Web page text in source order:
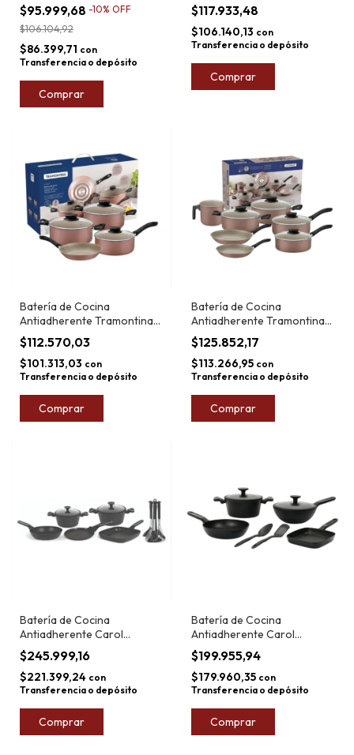
$95.999,68 -10% OFF
$106.104,92
$86.399,71 con
Transferencia o depósito
Comprar
Linz 10pz
$117.933,48
$106.140,13 con
Transferencia o depósito
Comprar
Batería de Cocina
Antiadherente Tramontina
Linz 7pz
$112.570,03
$101.313,03 con
Transferencia o depósito
Comprar
Batería de Cocina
Antiadherente Tramontina
Linz 11pz
$125.852,17
$113.266,95 con
Transferencia o depósito
Comprar
Batería de Cocina
Antiadherente Carol
Granito 14pz
$245.999,16
$221.399,24 con
Transferencia o depósito
Comprar
Batería de Cocina
Antiadherente Carol
Granito 8pz
$199.955,94
$179.960,35 con
Transferencia o depósito
Comprar